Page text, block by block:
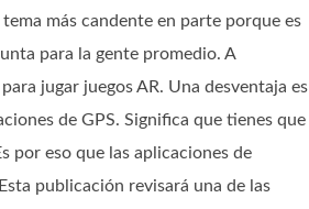
más candente en parte porque es
para la gente promedio. A
jugar juegos AR. Una desventaja es
de GPS. Significa que tienes que
por eso que las aplicaciones de
publicación revisará una de las